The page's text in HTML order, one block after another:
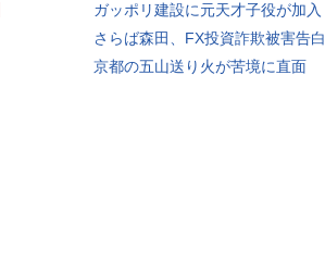
ガッポリ建設に元天才子役が加入
さらば森田、FX投資詐欺被害告白
京都の五山送り火が苦境に直面